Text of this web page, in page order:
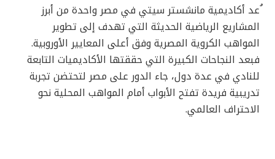
ُعد أكاديمية مانشستر سيتي في مصر واحدة من أبرز
المشاريع الرياضية الحديثة التي تهدف إلى تطوير
المواهب الكروية المصرية وفق أعلى المعايير الأوروبية.
فبعد النجاحات الكبيرة التي حققتها الأكاديميات التابعة
للنادي في عدة دول، جاء الدور على مصر لتحتضن تجربة
تدريبية فريدة تفتح الأبواب أمام المواهب المحلية نحو
الاحتراف العالمي.